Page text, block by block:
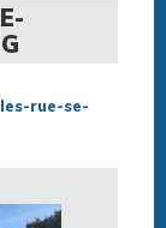
rue-se-